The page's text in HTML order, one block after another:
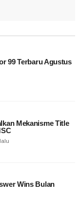
99 Terbaru Agustus
Mekanisme Title
Wins Bulan